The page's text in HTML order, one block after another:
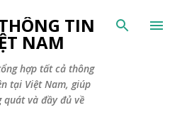
Chuyển đến nội dung chính
TIN
NAM
hợp tất cả thông
tại Việt Nam, giúp
và đầy đủ về